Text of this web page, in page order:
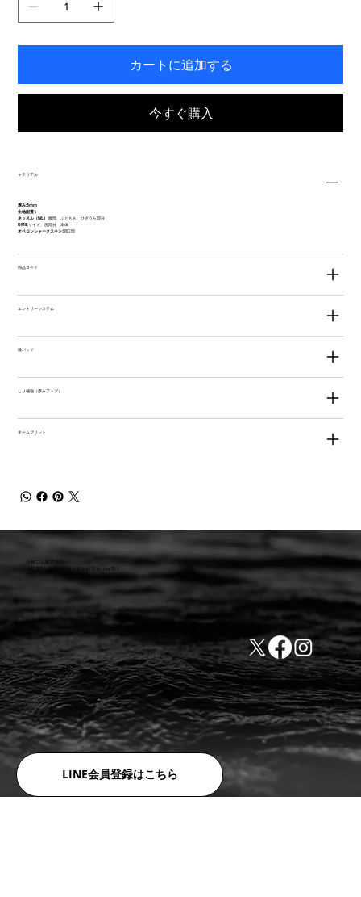
す。
カートに追加する
今すぐ購入
マテリアル
厚み:3mm
生地配置：
ネッスル（NL）:腹部、ふともも、ひざうら部分
DME:サイド、尻部分 本体
オペロンシャークスキン:開口部
商品コード
エントリーシステム
膝パッド
しり補強（厚みアップ）
ネームプリント
LINE会員登録はこちら
小林ゴム株式会社
441-8016 愛知県豊橋市新栄町字東小向76-1
TEL:0532-31-4646
FAX:0532-32-6810
​会社概要
​利用規約